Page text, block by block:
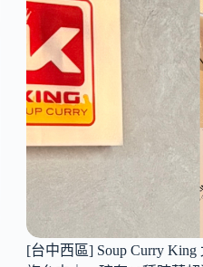
回
生
活
的
平
靜，
一
個
致
[台中西區] Soup Curry